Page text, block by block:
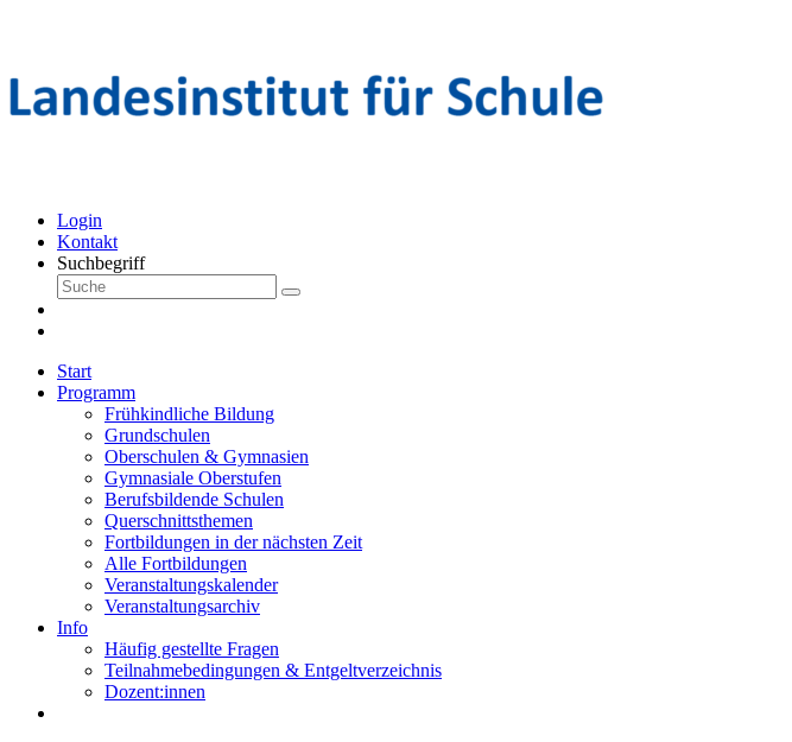
Login
Kontakt
Suchbegriff
Start
Programm
Frühkindliche Bildung
Grundschulen
Oberschulen & Gymnasien
Gymnasiale Oberstufen
Berufsbildende Schulen
Querschnittsthemen
Fortbildungen in der nächsten Zeit
Alle Fortbildungen
Veranstaltungskalender
Veranstaltungsarchiv
Info
Häufig gestellte Fragen
Teilnahmebedingungen & Entgeltverzeichnis
Dozent:innen